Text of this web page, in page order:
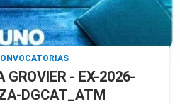
GROVIER - EX-2026-
DGCAT_ATM